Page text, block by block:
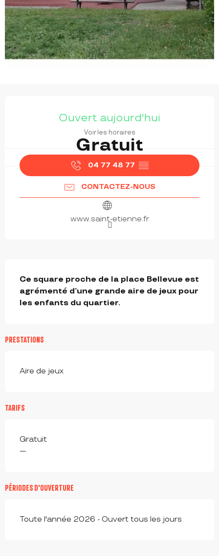
Ouvert aujourd'hui
Voir les horaires
Gratuit
04 77 48 77 ▒▒
CONTACTEZ-NOUS
www.saint-etienne.fr
Ce square proche de la place Bellevue est
agrémenté d’une grande aire de jeux pour
les enfants du quartier.
PRESTATIONS
Aire de jeux
TARIFS
Gratuit
—
PÉRIODES D'OUVERTURE
Toute l'année 2026 - Ouvert tous les jours